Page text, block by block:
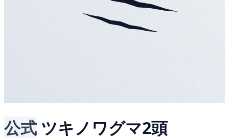
公式 ツキノワグマ2頭